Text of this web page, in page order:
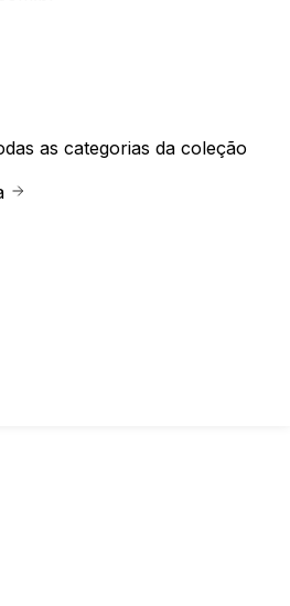
as categorias da coleção